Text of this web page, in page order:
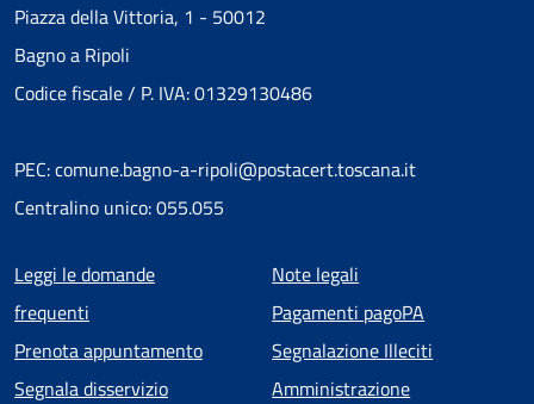
Piazza della Vittoria, 1 - 50012
Bagno a Ripoli
Codice fiscale / P. IVA: 01329130486
PEC: comune.bagno-a-ripoli@postacert.toscana.it
Centralino unico: 055.055
Menu piè di pagina
Leggi le domande
frequenti
Prenota appuntamento
Segnala disservizio
Note legali
Pagamenti pagoPA
Segnalazione Illeciti
Amministrazione